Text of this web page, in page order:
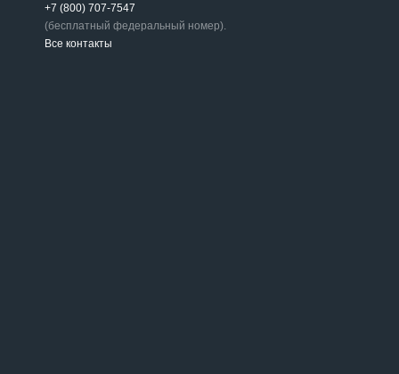
+7 (800) 707-7547
(бесплатный федеральный номер).
Все контакты